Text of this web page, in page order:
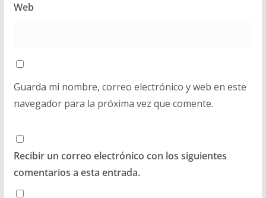
Web
Guarda mi nombre, correo electrónico y web en este
navegador para la próxima vez que comente.
Recibir un correo electrónico con los siguientes
comentarios a esta entrada.